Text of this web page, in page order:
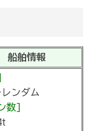
船舶情報
ンダム
数]